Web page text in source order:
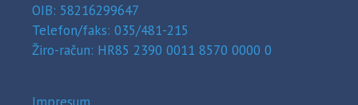
OIB: 58216299647
Telefon/faks: 035/481-215
Žiro-račun: HR85 2390 0011 8570 0000 0